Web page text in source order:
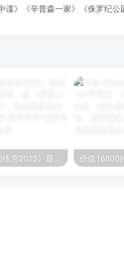
谍》《辛普森一家》《侏罗纪
《查理的编剧训练营2023》最新编剧课程，88节课程，由《爱情公寓》编剧查理主讲，业内最厉害的编辑课程